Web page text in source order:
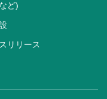
ど)
リリース